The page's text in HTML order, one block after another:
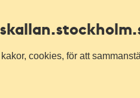
cookies, för att